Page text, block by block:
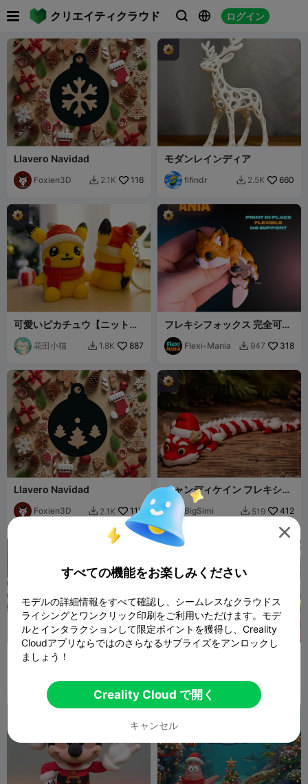
クリエイティクラウド   ログイン
 
Llavero Navidad
Foxien3D  2.1K 116
モダンレインディア
fifindr  2.5K 660
可愛いピカチュウ【ニット】
キーホルダー
花田小猫  1.8K 887
フレキシフォックス 完全可動
式 3Dプリント可能 動物おも
ちゃ Flexi-Mania  947 318
Llavero Navidad
Foxien3D  2.1K 110
キャンディケイン フレキシド
ラゴン
BigSimi  519 412
クリスマス暖炉（照明付
き）// クリスマス暖炉（照明
Chan

すべての機能をお楽しみください
モデルの詳細情報をすべて確認し、シームレスなクラウドス
ライシングとワンクリック印刷をご利用いただけます。モデ
ルとインタラクションして限定ポイントを獲得し、Creality
Cloudアプリならではのさらなるサプライズをアンロックし
ましょう！
Creality Cloud で開く
キャンセル